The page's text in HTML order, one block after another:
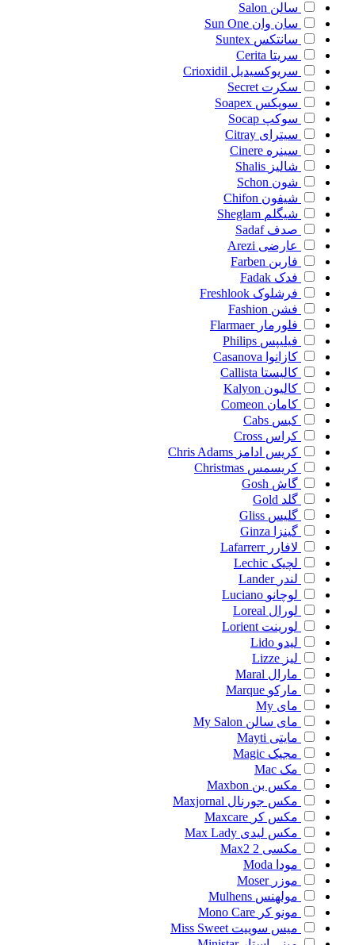
سالن Salon
سان وان Sun One
سانتکس Suntex
سریتا Cerita
سریوکسیدیل Crioxidil
سکرت Secret
سوپکس Soapex
سوکپ Socap
سیترای Citray
سینره Cinere
شالیز Shalis
شون Schon
شیفون Chifon
شیگلم Sheglam
صدف Sadaf
عارضی Arezi
فاربن Farben
فدک Fadak
فرشلوک Freshlook
فشن Fashion
فلورمار Flarmaer
فیلیپس Philips
کازانوا Casanova
کالیستا Callista
کالیون Kalyon
کامان Comeon
کبس Cabs
کراس Cross
کریس ادامز Chris Adams
کریسمس Christmas
گاش Gosh
گلد Gold
گلیس Gliss
گینزا
Ginza
لافارر Lafarrerr
لچیک Lechic
لندر Lander
لوچانو Luciano
لورال Loreal
لورینت Lorient
لیدو Lido
لیز Lizze
مارال Maral
مارکو Marque
مای My
مای سالن My Salon
مایتی Mayti
مجیک Magic
مک Mac
مکس بن Maxbon
مکس جورنال Maxjornal
مکس کر Maxcare
مکس لیدی Max Lady
مکسی 2
Max2
مودا Moda
موزر Moser
مولهنس Mulhens
مونو کر Mono Care
میس سوییت Miss Sweet